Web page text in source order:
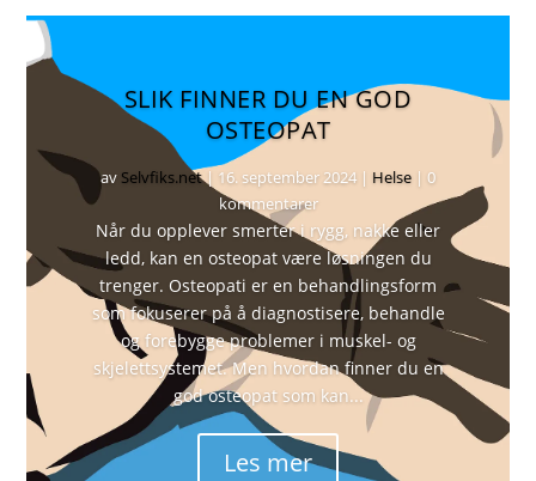
SLIK FINNER DU EN GOD
OSTEOPAT
av Selvfiks.net| 16. september 2024 | Helse | 0
kommentarer
Når du opplever smerter i rygg, nakke eller
ledd, kan en osteopat være løsningen du
trenger. Osteopati er en behandlingsform
som fokuserer på å diagnostisere, behandle
og forebygge problemer i muskel- og
skjelettsystemet. Men hvordan finner du en
god osteopat som kan...
Les mer